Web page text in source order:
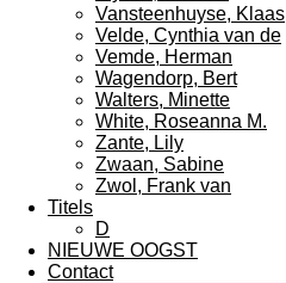
Vansteenhuyse, Klaas
Velde, Cynthia van de
Vemde, Herman
Wagendorp, Bert
Walters, Minette
White, Roseanna M.
Zante, Lily
Zwaan, Sabine
Zwol, Frank van
Titels
D
NIEUWE OOGST
Contact